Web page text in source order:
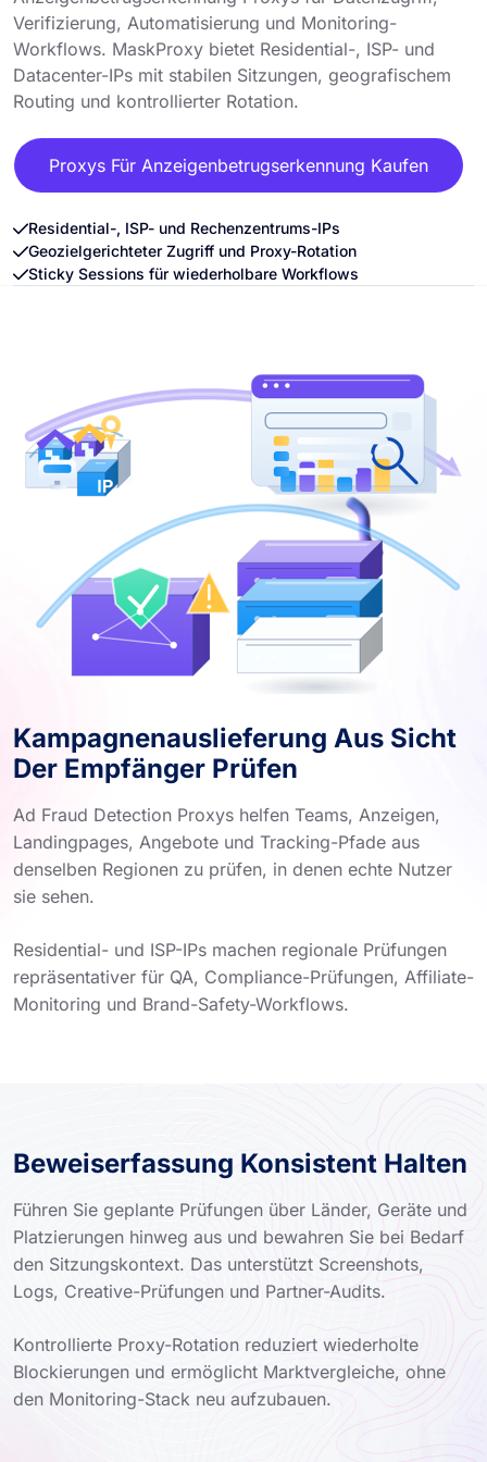
Verifizierung, Automatisierung und Monitoring-
Workflows. MaskProxy bietet Residential-, ISP- und
Datacenter-IPs mit stabilen Sitzungen, geografischem
Routing und kontrollierter Rotation.
Proxys Für Anzeigenbetrugserkennung Kaufen
Residential-, ISP- und Rechenzentrums-IPs
Geozielgerichteter Zugriff und Proxy-Rotation
Sticky Sessions für wiederholbare Workflows
Kampagnenauslieferung Aus Sicht
Der Empfänger Prüfen
Ad Fraud Detection Proxys helfen Teams, Anzeigen,
Landingpages, Angebote und Tracking-Pfade aus
denselben Regionen zu prüfen, in denen echte Nutzer
sie sehen.
Residential- und ISP-IPs machen regionale Prüfungen
repräsentativer für QA, Compliance-Prüfungen, Affiliate-
Monitoring und Brand-Safety-Workflows.
Beweiserfassung Konsistent Halten
Führen Sie geplante Prüfungen über Länder, Geräte und
Platzierungen hinweg aus und bewahren Sie bei Bedarf
den Sitzungskontext. Das unterstützt Screenshots,
Logs, Creative-Prüfungen und Partner-Audits.
Kontrollierte Proxy-Rotation reduziert wiederholte
Blockierungen und ermöglicht Marktvergleiche, ohne
den Monitoring-Stack neu aufzubauen.